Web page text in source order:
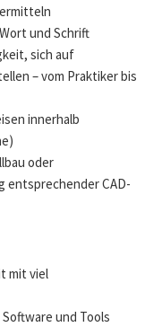
und Schrift
sich auf
– vom Praktiker bis
innerhalb
oder
entsprechender CAD-
mit viel
und Tools